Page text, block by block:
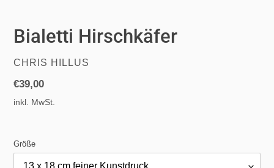
Bialetti Hirschkäfer
VERKÄUFER
CHRIS HILLUS
Normaler
Preis
€39,00
inkl. MwSt.
Größe